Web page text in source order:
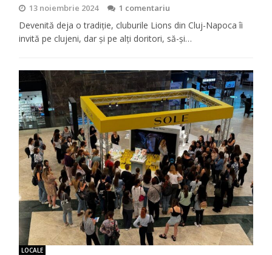
13 noiembrie 2024 1 comentariu
Devenită deja o tradiţie, cluburile Lions din Cluj-Napoca îi
invită pe clujeni, dar şi pe alţi doritori, să-şi…
LOCALE